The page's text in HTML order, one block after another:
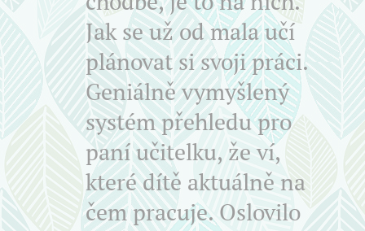
Jak se už od mala učí
plánovat si svoji práci.
Geniálně vymyšlený
systém přehledu pro
paní učitelku, že ví,
které dítě aktuálně na
čem pracuje. Oslovilo